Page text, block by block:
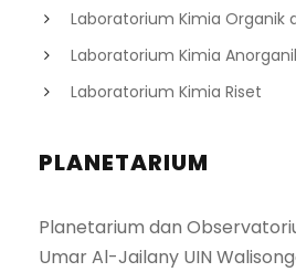
Laboratorium Kimia Organik
Laboratorium Kimia
Laboratorium Kimia Riset
PLANETARIUM
Planetarium dan
Umar Al-Jailany UIN